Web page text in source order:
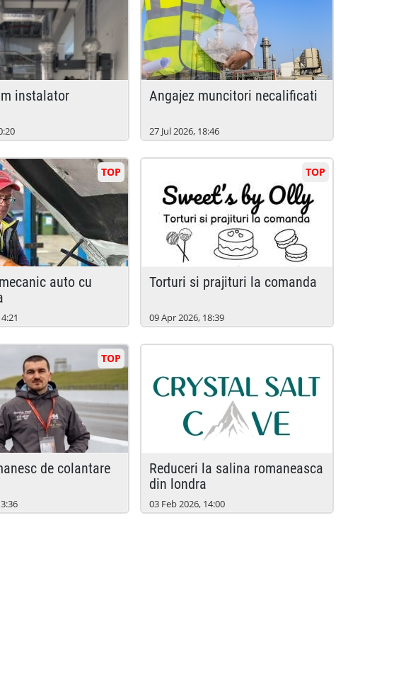
instalator angajez muncitori necalificati
27 Jul 2026, 18:46
TOP TOP
torturi si prajituri la comanda
09 Apr 2026, 18:39
TOP
reduceri la salina romaneasca
din londra
03 Feb 2026, 14:00